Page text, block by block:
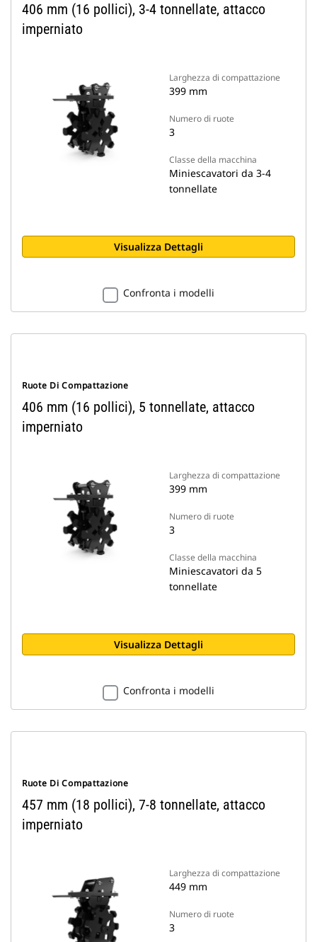
406 mm (16 pollici), 3-4 tonnellate, attacco
imperniato
Larghezza di compattazione
399 mm
Numero di ruote
3
Classe della macchina
Miniescavatori da 3-4
tonnellate
Visualizza Dettagli
Confronta i modelli
Ruote Di Compattazione
406 mm (16 pollici), 5 tonnellate, attacco
imperniato
Larghezza di compattazione
399 mm
Numero di ruote
3
Classe della macchina
Miniescavatori da 5
tonnellate
Visualizza Dettagli
Confronta i modelli
Ruote Di Compattazione
457 mm (18 pollici), 7-8 tonnellate, attacco
imperniato
Larghezza di compattazione
449 mm
Numero di ruote
3